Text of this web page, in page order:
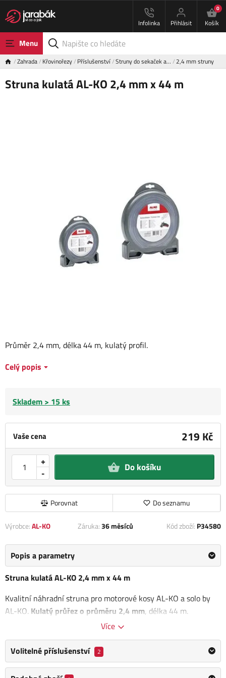
Infolinka Přihlásit
0
Košík
Menu
Zahrada Křovinořezy Příslušenství Struny do sekaček a… 2,4 mm struny
Struna kulatá AL-KO 2,4 mm x 44 m
Vaše cena 219 Kč
-
+ Do košíku
Porovnat Do seznamu
Průměr 2,4 mm, délka 44 m, kulatý profil.
Celý popis
Skladem > 15 ks
Výrobce:AL-KO Záruka:36 měsíců Kód zboží: P34580
Popis a parametry
Struna kulatá AL-KO 2,4 mm x 44 m
Kvalitní náhradní struna pro motorové kosy AL-KO a solo by
AL-KO. Kulatý průřez o průměru 2,4 mm, délka 44 m.
Výrobce
AL-KO
Více
Volitelné příslušenství 2